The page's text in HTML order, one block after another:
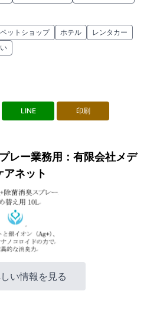
ペットショップ ホテル
レンタカー
LINE 印刷
レー業務用：有限会社メデ
アネット
い情報を見る